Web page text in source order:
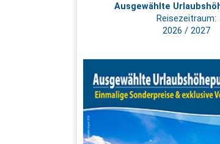
Ausgewählte
Reisezeitraum:
2026 / 2027